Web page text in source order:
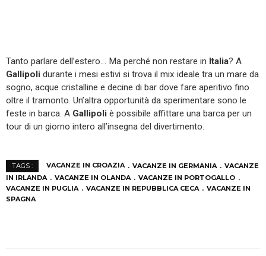
Tanto parlare dell’estero… Ma perché non restare in Italia? A
Gallipoli durante i mesi estivi si trova il mix ideale tra un mare da
sogno, acque cristalline e decine di bar dove fare aperitivo fino
oltre il tramonto. Un’altra opportunità da sperimentare sono le
feste in barca. A Gallipoli è possibile affittare una barca per un
tour di un giorno intero all’insegna del divertimento.
TAGS : VACANZE IN CROAZIA VACANZE IN GERMANIA
VACANZE
IN IRLANDA
VACANZE IN OLANDA
VACANZE IN PORTOGALLO
VACANZE IN PUGLIA
VACANZE IN REPUBBLICA CECA
VACANZE IN
SPAGNA